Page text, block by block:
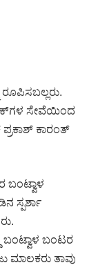
ಸೇವೆಯಿಂದ
ಕಾರಂತ್
ಬಂಟ್ವಾಳ
ಸ್ಪರ್ಶಾ
ಬಂಟರ
ಮಾಲಕರು ತಾವು